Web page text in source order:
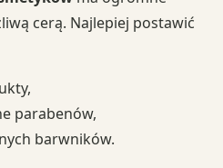
cerą. Najlepiej postawić
parabenów,
barwników.